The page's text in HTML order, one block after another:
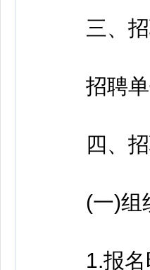
三、招
招聘单
四、招
(一)组
1.报名时